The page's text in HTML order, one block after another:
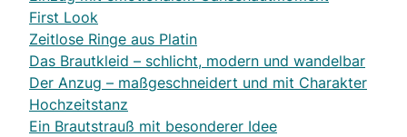
First Look
Zeitlose Ringe aus Platin
Das Brautkleid – schlicht, modern und wandelbar
Der Anzug – maßgeschneidert und mit Charakter
Hochzeitstanz
Ein Brautstrauß mit besonderer Idee